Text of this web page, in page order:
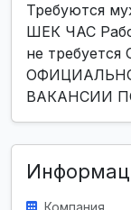
Требуются
ШЕК ЧАС
не требуется
ВАКАНСИИ
Компания